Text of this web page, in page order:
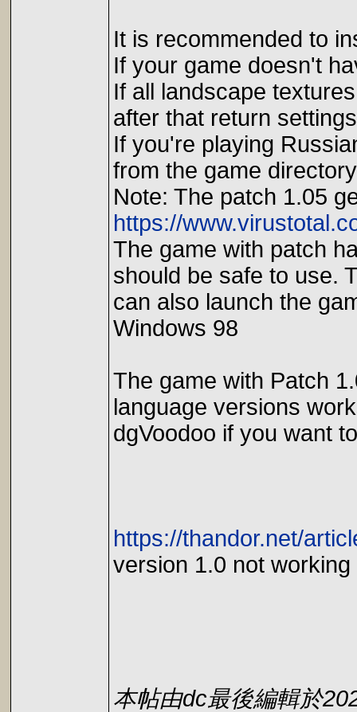
It is recommended to
If your game doesn't
If all landscape
after that return
If you're playing
from the game directory
Note: The patch 1.05
https://
The game with patch
should be safe to use.
can also launch the
Windows 98
The game with Patch
language versions
dgVoodoo if you want
https://thandor.net/
version 1.0 not
本帖由dc最後編輯於